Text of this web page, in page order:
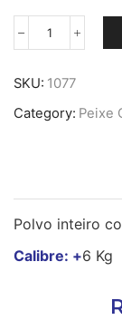
Quantidade
Polvo
6+
SKU: 1077
Category: Peixe
Polvo inteiro
Calibre: +6 Kg